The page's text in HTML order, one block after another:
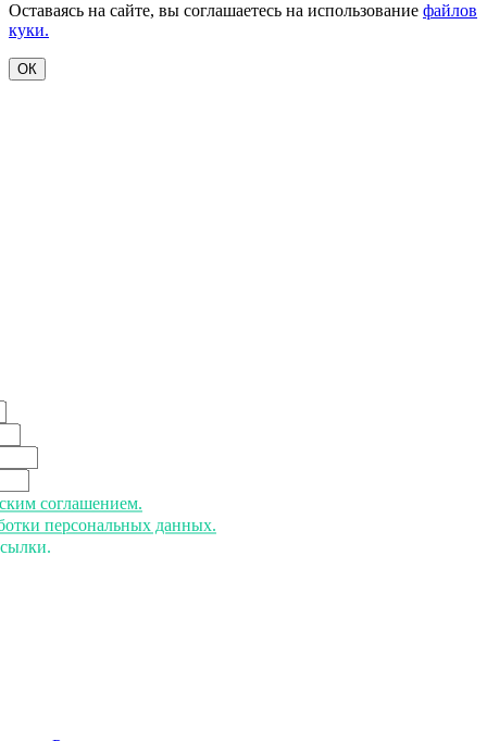
Оставаясь на сайте, вы соглашаетесь на использование файлов
куки.
ОК
соглашением.
персональных данных.